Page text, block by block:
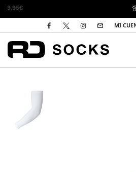
DEVOLUCIONES
MI